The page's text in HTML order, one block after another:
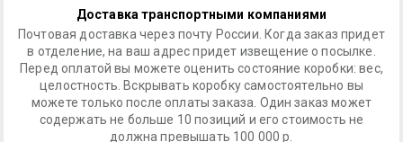
Доставка транспортными компаниями
Почтовая доставка через почту России. Когда заказ придет
в отделение, на ваш адрес придет извещение о посылке.
Перед оплатой вы можете оценить состояние коробки: вес,
целостность. Вскрывать коробку самостоятельно вы
можете только после оплаты заказа. Один заказ может
содержать не больше 10 позиций и его стоимость не
должна превышать 100 000 р.